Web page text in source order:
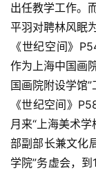
出任教学工作。
平羽对聘林风眠
《世纪空间》
作为上海中国画
国画院附设学馆
《世纪空间》
月来“上海美术
部副部长兼文化
学院”务虚会，